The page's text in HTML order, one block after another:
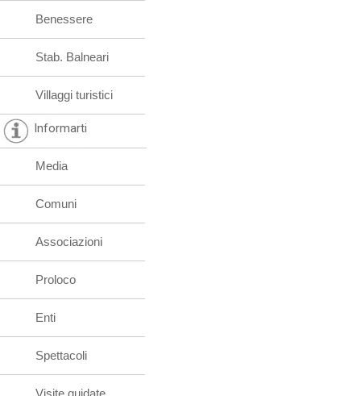
Benessere
Stab. Balneari
Villaggi turistici
Informarti
Media
Comuni
Associazioni
Proloco
Enti
Spettacoli
Visite guidate